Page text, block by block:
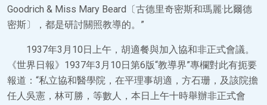
Goodrich & Miss Mary Beard〔古德里奇密斯和瑪麗·比爾德
密斯〕，都是研討關照教導的。”
1937年3月10日上午，胡適餐與加入協和非正式會議。
《世界日報》1937年3月10日第6版“教導界”專欄對此有扼要
報道：“私立協和醫學院，在平理事胡適，方石珊，及該院擔
任人吳憲，林可勝，等數人，本日上午十時舉辦非正式會